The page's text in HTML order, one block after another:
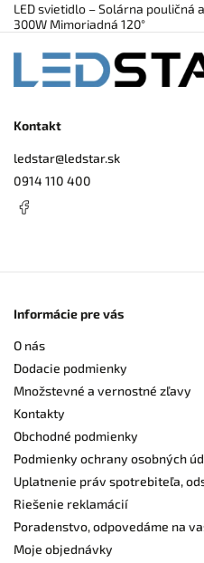
LED svietidlo – Solárna pouličná
300W Mimoriadná 120°
Kontakt
ledstar@ledstar.sk
0914 110 400
Informácie pre vás
O nás
Dodacie podmienky
Množstevné a vernostné zľavy
Kontakty
Obchodné podmienky
Podmienky ochrany osobných
Uplatnenie práv spotrebiteľa,
Riešenie reklamácií
Poradenstvo, odpovedáme na
Moje objednávky